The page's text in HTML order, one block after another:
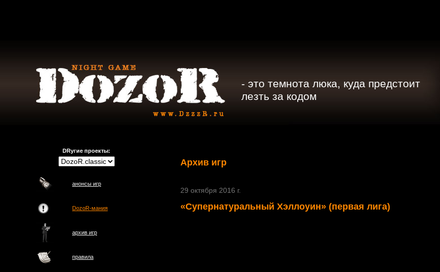
- это темнота люка, куда предстоит
лезть за кодом
DRугие проекты:
анонсы игр
DozoR-мания
архив игр
правила
Архив игр
29 октября 2016 г.
«Супернатуральный Хэллоуин» (первая лига)